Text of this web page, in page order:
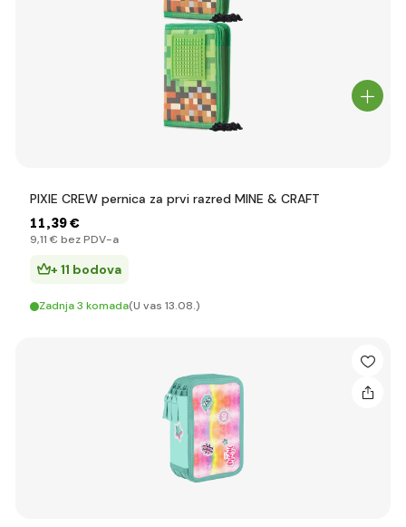
PIXIE CREW pernica za prvi razred MINE & CRAFT
11,39 €
9,11 € bez PDV-a
+ 11 bodova
Zadnja 3 komada(U vas 13.08.)